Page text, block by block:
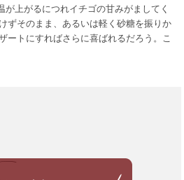
上がるにつれイチゴの甘みがましてく
ずそのまま、あるいは軽く砂糖を振りか
ートにすればさらに喜ばれるだろう。こ